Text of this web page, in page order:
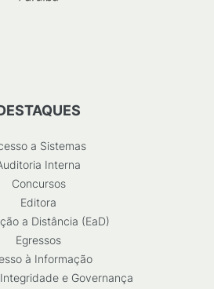
a Sistemas
Interna
Concursos
Editora
a Distância (EaD)
Egressos
à Informação
e Governança